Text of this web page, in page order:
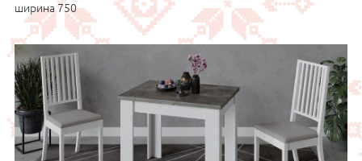
ширина 750